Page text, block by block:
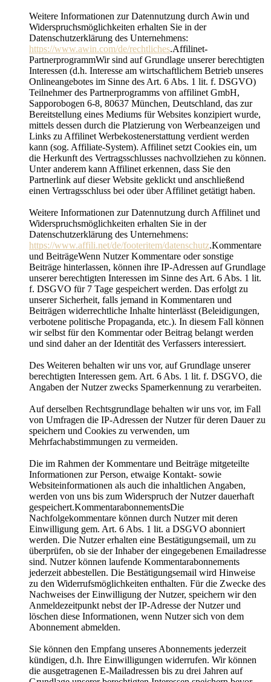
Weitere Informationen zur Datennutzung durch Awin und
Widerspruchsmöglichkeiten erhalten Sie in der
Datenschutzerklärung des Unternehmens:
https://www.awin.com/de/rechtliches.Affilinet-
PartnerprogrammWir sind auf Grundlage unserer berechtigten
Interessen (d.h. Interesse am wirtschaftlichem Betrieb unseres
Onlineangebotes im Sinne des Art. 6 Abs. 1 lit. f. DSGVO)
Teilnehmer des Partnerprogramms von affilinet GmbH,
Sapporobogen 6-8, 80637 München, Deutschland, das zur
Bereitstellung eines Mediums für Websites konzipiert wurde,
mittels dessen durch die Platzierung von Werbeanzeigen und
Links zu Affilinet Werbekostenerstattung verdient werden
kann (sog. Affiliate-System). Affilinet setzt Cookies ein, um
die Herkunft des Vertragsschlusses nachvollziehen zu können.
Unter anderem kann Affilinet erkennen, dass Sie den
Partnerlink auf dieser Website geklickt und anschließend
einen Vertragsschluss bei oder über Affilinet getätigt haben.
Weitere Informationen zur Datennutzung durch Affilinet und
Widerspruchsmöglichkeiten erhalten Sie in der
Datenschutzerklärung des Unternehmens:
https://www.affili.net/de/footeritem/datenschutz.Kommentare
und BeiträgeWenn Nutzer Kommentare oder sonstige
Beiträge hinterlassen, können ihre IP-Adressen auf Grundlage
unserer berechtigten Interessen im Sinne des Art. 6 Abs. 1 lit.
f. DSGVO für 7 Tage gespeichert werden. Das erfolgt zu
unserer Sicherheit, falls jemand in Kommentaren und
Beiträgen widerrechtliche Inhalte hinterlässt (Beleidigungen,
verbotene politische Propaganda, etc.). In diesem Fall können
wir selbst für den Kommentar oder Beitrag belangt werden
und sind daher an der Identität des Verfassers interessiert.
Des Weiteren behalten wir uns vor, auf Grundlage unserer
berechtigten Interessen gem. Art. 6 Abs. 1 lit. f. DSGVO, die
Angaben der Nutzer zwecks Spamerkennung zu verarbeiten.
Auf derselben Rechtsgrundlage behalten wir uns vor, im Fall
von Umfragen die IP-Adressen der Nutzer für deren Dauer zu
speichern und Cookies zu verwenden, um
Mehrfachabstimmungen zu vermeiden.
Die im Rahmen der Kommentare und Beiträge mitgeteilte
Informationen zur Person, etwaige Kontakt- sowie
Websiteinformationen als auch die inhaltlichen Angaben,
werden von uns bis zum Widerspruch der Nutzer dauerhaft
gespeichert.KommentarabonnementsDie
Nachfolgekommentare können durch Nutzer mit deren
Einwilligung gem. Art. 6 Abs. 1 lit. a DSGVO abonniert
werden. Die Nutzer erhalten eine Bestätigungsemail, um zu
überprüfen, ob sie der Inhaber der eingegebenen Emailadresse
sind. Nutzer können laufende Kommentarabonnements
jederzeit abbestellen. Die Bestätigungsemail wird Hinweise
zu den Widerrufsmöglichkeiten enthalten. Für die Zwecke des
Nachweises der Einwilligung der Nutzer, speichern wir den
Anmeldezeitpunkt nebst der IP-Adresse der Nutzer und
löschen diese Informationen, wenn Nutzer sich von dem
Abonnement abmelden.
Sie können den Empfang unseres Abonnements jederzeit
kündigen, d.h. Ihre Einwilligungen widerrufen. Wir können
die ausgetragenen E-Mailadressen bis zu drei Jahren auf